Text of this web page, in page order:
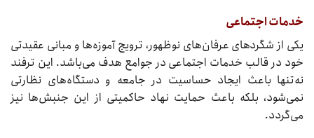
خدمات اجتماعی
یکی از شگردهای عرفان‌های نوظهور، ترویج آموزه‌ها و مبانی عقیدتی
خود در قالب خدمات اجتماعی در جوامع هدف می‌باشد. این ترفند
نه‌تنها باعث ایجاد حساسیت در جامعه و دستگاه‌های نظارتی
نمی‌شود، بلکه باعث حمایت نهاد حاکمیتی از این جنبش‌ها نیز
می‌گردد.